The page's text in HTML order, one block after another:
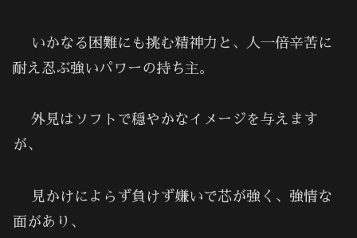
いかなる困難にも挑む精神力と、人一倍辛苦に
耐え忍ぶ強いパワーの持ち主。
外見はソフトで穏やかなイメージを与えます
が、
見かけによらず負けず嫌いで芯が強く、強情な
面があり、